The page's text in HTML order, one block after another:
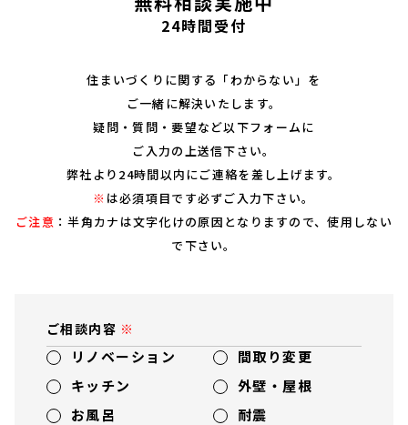
24時間受付
住まいづくりに関する「わからない」を
ご一緒に解決いたします。
疑問・質問・要望など以下フォームに
ご入力の上送信下さい。
弊社より24時間以内にご連絡を差し上げます。
※ は必須項目です必ずご入力下さい。
ご注意 ：半角カナは文字化けの原因となりますので、使用しない
で下さい。
ご相談内容
リノベーション
キッチン
お風呂
間取り変更
外壁・屋根
耐震